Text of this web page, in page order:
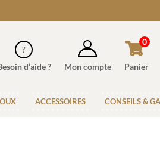
d’aide ? Mon compte Panier
0
ACCESSOIRES CONSEILS &